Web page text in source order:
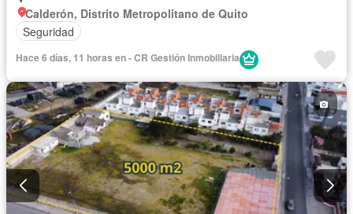
Calderón, Distrito Metropolitano de Quito
Seguridad
Hace 6 días, 11 horas en - CR Gestión Inmobiliaria